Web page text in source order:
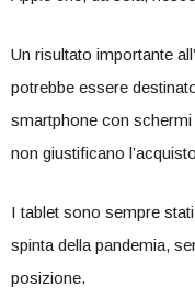
Un risultato importante
potrebbe essere
smartphone con
non giustificano
I tablet sono sempre
spinta della pandemia,
posizione.